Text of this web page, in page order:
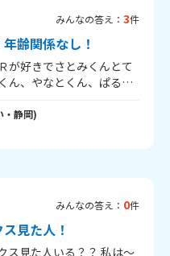
るなら、どんな能力がい
ら、過去と未来どっちに
と休みになったら、どこ
お願いします！じゃあバ
みんなの答え： 3件
齢関係なし！
が好きでさとみくんとて
ん、やなとくん、ぱるお
・ 静岡)
みんなの答え： 0件
見た人！
ス見た人いる？？ 私は～